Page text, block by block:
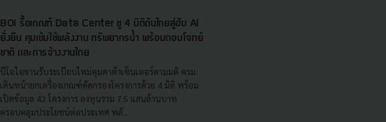
BOI รื้อเกณฑ์ Data Center ชู 4 มิติดันไทยสู่ฮับ AI
ยั่งยืน คุมเข้มใช้พลังงาน ทรัพยากรน้ำ พร้อมตอบโจทย์
ชาติ และการจ้างงานไทย
บีโอไอขานรับระเบียบใหม่คุมดาต้าเซ็นเตอร์ตามมติ ครม.
เดินหน้ายกเครื่องเกณฑ์คัดกรองโครงการด้วย 4 มิติ พร้อม
เปิดข้อมูล 42 โครงการ ลงทุนรวม 7.5 แสนล้านบาท
ครอบคลุมประโยชน์ต่อประเทศ พลั...